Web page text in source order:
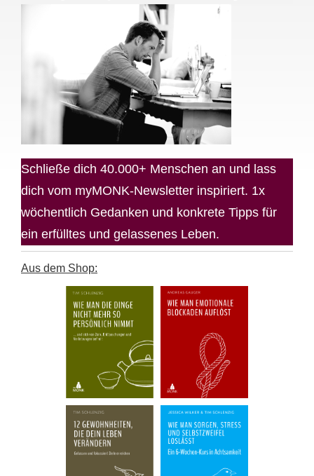
Schließe dich 40.000+ Menschen an und lass
dich vom myMONK-Newsletter inspiriert. 1x
wöchentlich Gedanken und konkrete Tipps für
ein erfülltes und gelassenes Leben.
Aus dem Shop: